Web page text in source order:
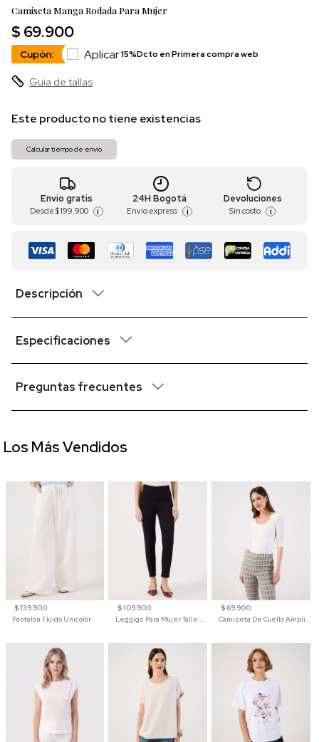
Camiseta Manga Rodada Para Mujer
$ 69.900
Cupón: Aplicar15%Dcto en Primera compra web
Guia de tallas
Este producto no tiene existencias
Calcular tiempo de envío
Envío gratis
Desde $ 199.900 i
24H Bogotá
Envío express i
Devoluciones
Sin costo i
Descripción
Especificaciones
Preguntas frecuentes
$ 139.900
Pantalón Fluido Unicolor
$ 109.900
Leggigs Para Mujer Talle Alto Liso
$ 69.900
Camiseta De Cuello Amplio Y Manga 3/4 Para Mujer
Los Más Vendidos